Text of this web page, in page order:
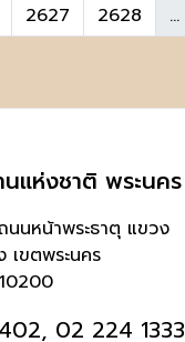
2627 2628 ...
ห่งชาติ พระนคร
นหน้าพระธาตุ แขวง
เขตพระนคร
02 224 1333